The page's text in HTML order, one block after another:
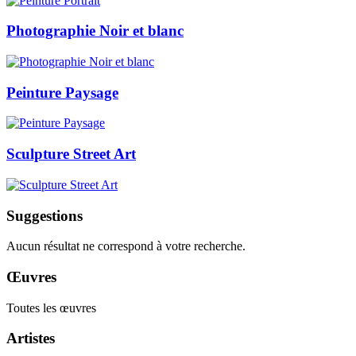
Photographie Noir et blanc
Peinture Paysage
Sculpture Street Art
Suggestions
Aucun résultat ne correspond à votre recherche.
Œuvres
Toutes les œuvres
Artistes